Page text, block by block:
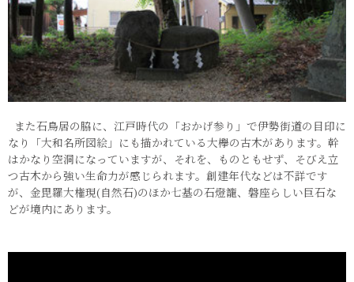
また石鳥居の脇に、江戸時代の「おかげ参り」で伊勢街道の目印に
なり「大和名所図絵」にも描かれている大欅の古木があります。幹
はかなり空洞になっていますが、それを、ものともせず、そびえ立
つ古木から強い生命力が感じられます。創建年代などは不詳です
が、金毘羅大権現(自然石)のほか七基の石燈籠、磐座らしい巨石な
どが境内にあります。